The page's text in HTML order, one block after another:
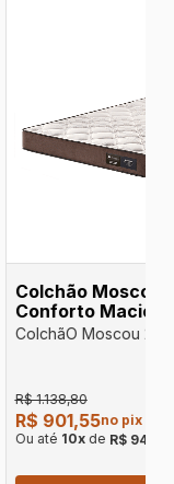
Colchão Moscou
Conforto Macio
Peso 100kg por
ColchãO Moscou
R$ 1.138,80
R$ 901,55no pix
Ou até 10xde R$ 94,90